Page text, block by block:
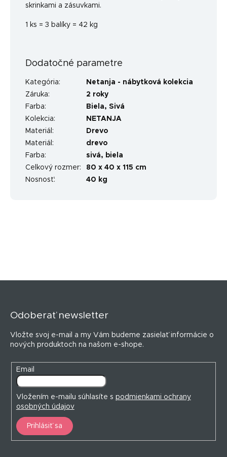
skrinkami a zásuvkami.
1 ks = 3 balíky = 42 kg
Dodatočné parametre
Kategória:
Netanja - nábytková kolekcia
Záruka:
2 roky
Farba: Biela, Sivá
Kolekcia:
NETANJA
Materiál :
Drevo
Materiál :
drevo
Farba:
sivá, biela
Celkový rozmer:
80 x 40 x 115 cm
Nosnosť: 40 kg
Odoberať newsletter
Vložte svoj e-mail a my Vám budeme zasielať informácie o
nových produktoch na našom e-shope.
Email
Vložením e-mailu súhlasíte s podmienkami ochrany
osobných údajov
Prihlásiť sa